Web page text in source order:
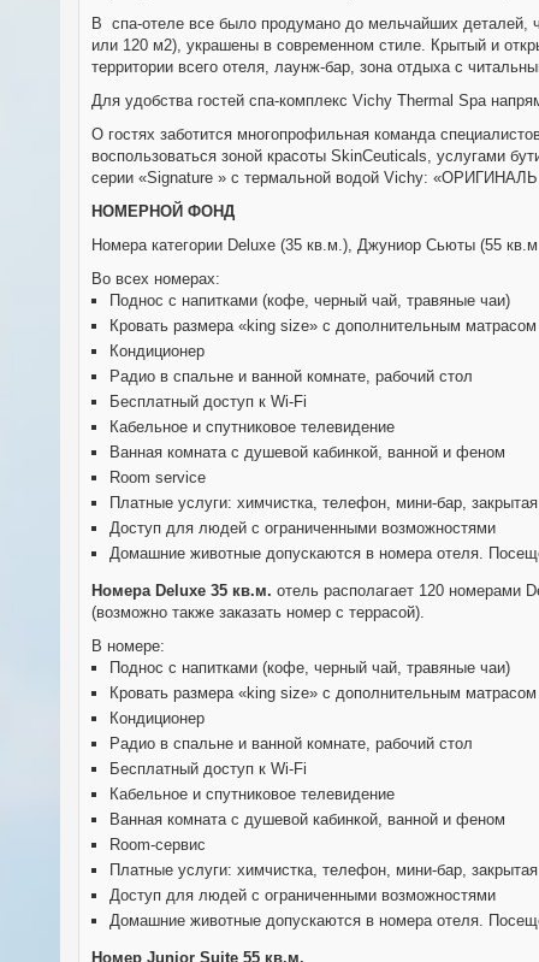
В спа-отеле все было продумано до мельчайших деталей,
или 120 м2), украшены в современном стиле. Крытый и
территории всего отеля, лаунж-бар, зона отдыха с
Для удобства гостей спа-комплекс Vichy Thermal Spa
О гостях заботится многопрофильная команда
воспользоваться зоной красоты SkinCeuticals, услугами
серии «Signature » с термальной водой Vichy:
НОМЕРНОЙ ФОНД
Номера категории Deluxe (35 кв.м.), Джуниор Сьюты (55
Во всех номерах:
Поднос с напитками (кофе, черный чай, травяные чаи)
Кровать размера «king size» с дополнительным
Кондиционер
Радио в спальне и ванной комнате, рабочий стол
Бесплатный доступ к Wi-Fi
Кабельное и спутниковое телевидение
Ванная комната с душевой кабинкой, ванной и феном
Room service
Платные услуги: химчистка, телефон, мини-бар, закрытая
Доступ для людей с ограниченными возможностями
Домашние животные допускаются в номера отеля.
Номера Deluxe 35 кв.м. отель располагает 120 номерами
(возможно также заказать номер с террасой).
В номере:
Поднос с напитками (кофе, черный чай, травяные чаи)
Кровать размера «king size» с дополнительным
Кондиционер
Радио в спальне и ванной комнате, рабочий стол
Бесплатный доступ к Wi-Fi
Кабельное и спутниковое телевидение
Ванная комната с душевой кабинкой, ванной и феном
Room-сервис
Платные услуги: химчистка, телефон, мини-бар, закрытая
Доступ для людей с ограниченными возможностями
Домашние животные допускаются в номера отеля.
Номер Junior Suite 55 кв.м.